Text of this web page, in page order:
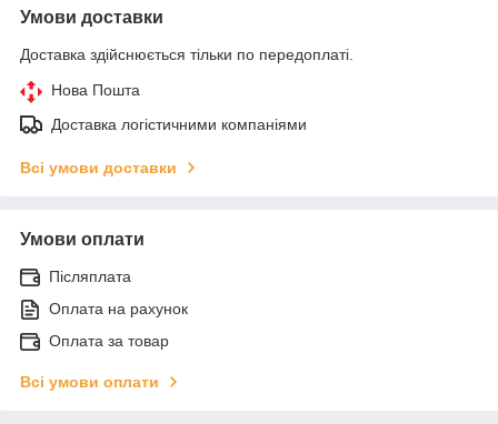
Умови доставки
Доставка здійснюється тільки по передоплаті.
Нова Пошта
Доставка логістичними компаніями
Всі умови доставки
Умови оплати
Післяплата
Оплата на рахунок
Оплата за товар
Всі умови оплати